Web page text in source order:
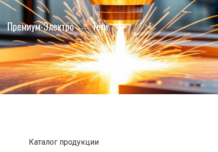
Премиум-Электро Теги
Каталог продукции